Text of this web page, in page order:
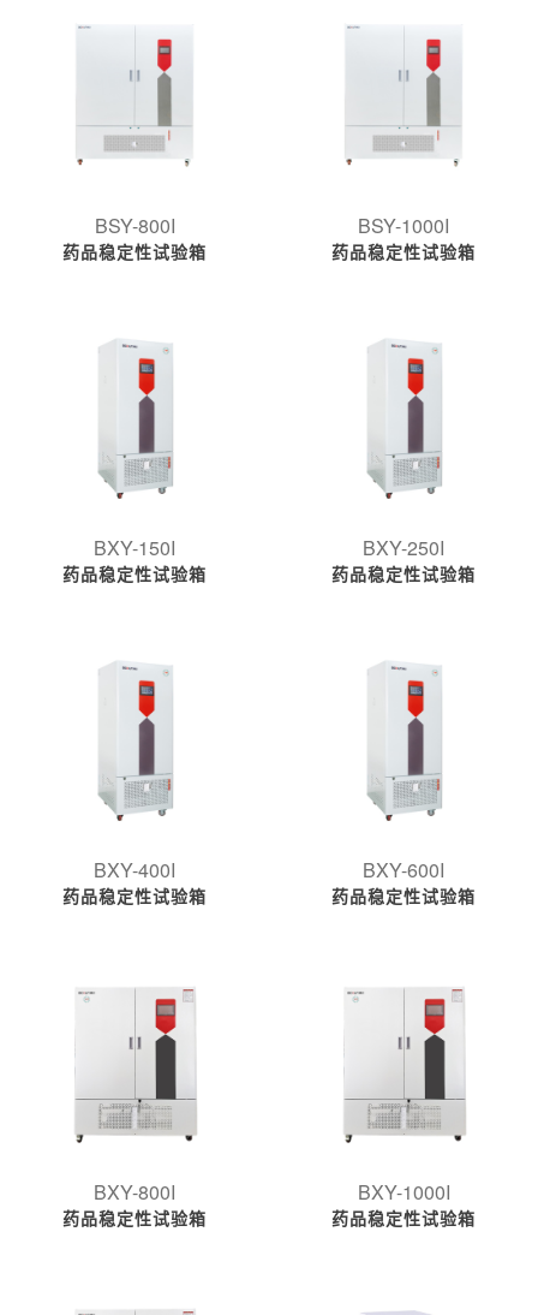
BSY-800I
药品稳定性试验箱
BSY-1000I
药品稳定性试验箱
BXY-150I
药品稳定性试验箱
BXY-250I
药品稳定性试验箱
BXY-400I
药品稳定性试验箱
BXY-600I
药品稳定性试验箱
BXY-800I
药品稳定性试验箱
BXY-1000I
药品稳定性试验箱